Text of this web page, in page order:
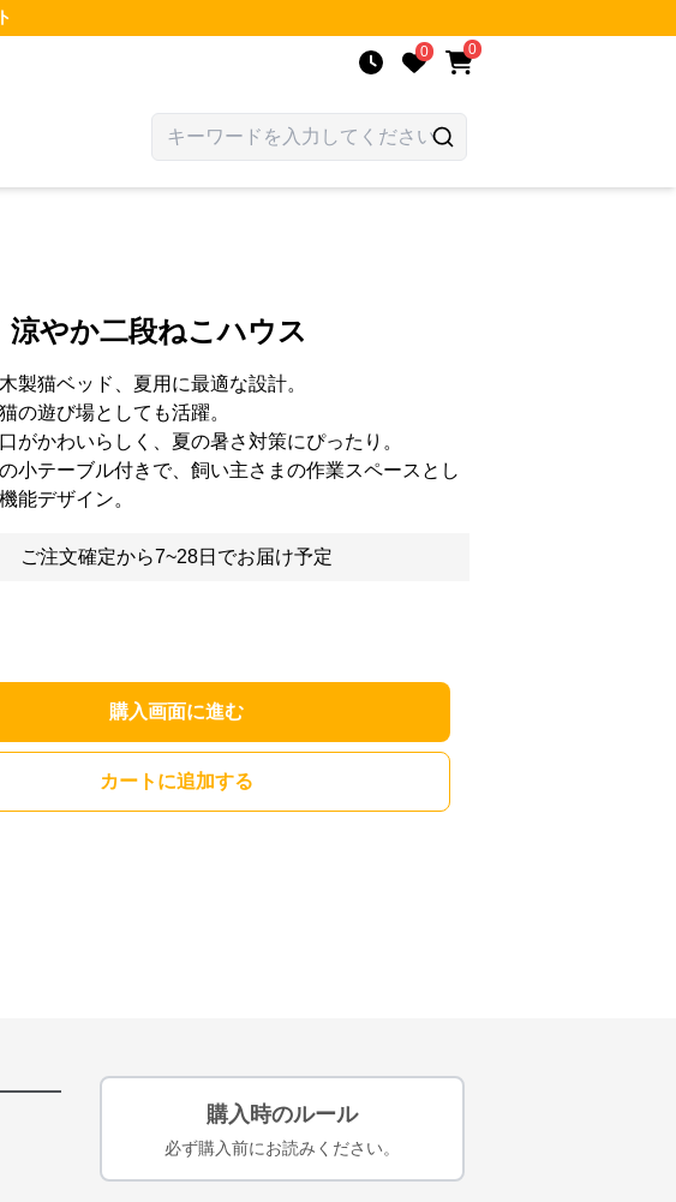
0 0
涼やか二段ねこハウス
製猫ベッド、夏用に最適な設計。
の遊び場としても活躍。
がかわいらしく、夏の暑さ対策にぴったり。
小テーブル付きで、飼い主さまの作業スペースとし
能デザイン。
ご注文確定から7~28日でお届け予定
購入画面に進む
カートに追加する
購入時のルール
必ず購入前にお読みください。